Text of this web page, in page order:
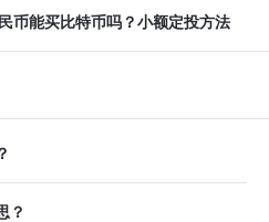
币能买比特币吗？小额定投方法
？